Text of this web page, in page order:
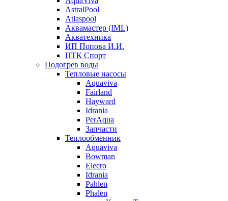
AstralPool
Atlaspool
Аквамастер (IML)
Акватехника
ИП Попова И.И.
ПТК Спорт
Подогрев воды
Тепловые насосы
Aquaviva
Fairland
Hayward
Idrania
PerAqua
Запчасти
Теплообменник
Aquaviva
Bowman
Elecro
Idrania
Pahlen
Phalen